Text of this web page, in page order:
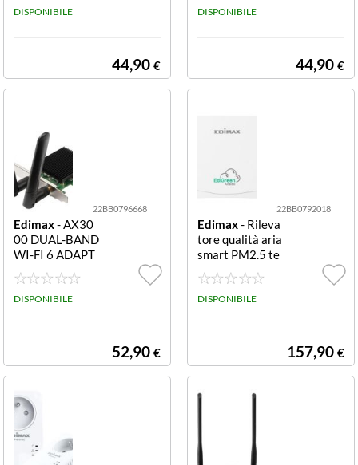
DISPONIBILE
44,90 €
DISPONIBILE
44,90 €
22BB0796668
Edimax- AX30
00 DUAL-BAND
WI-FI 6 ADAPT
ER
DISPONIBILE
52,90 €
22BB0792018
Edimax- Rileva
tore qualità aria
smart PM2.5 te
mperatura umid
ità Wi-Fi SMAR
T AIR QUALITY
DISPONIBILE
157,90 €